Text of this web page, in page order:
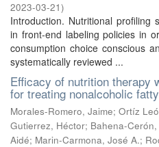
2023-03-21)
Introduction. Nutritional profiling
in front-end labeling policies in
consumption choice conscious
systematically reviewed ...
Efficacy of nutrition therapy
for treating nonalcoholic
Morales-Romero, Jaime; Ortíz
Gutierrez, Héctor; Bahena-
Aidé; Marin-Carmona, José A.;